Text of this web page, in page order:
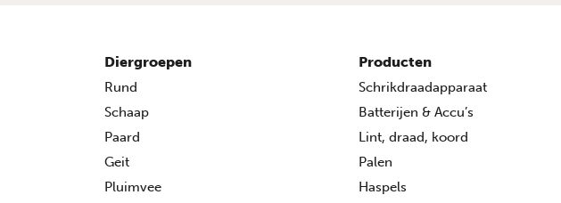
Diergroepen
Rund
Schaap
Paard
Geit
Pluimvee
Producten
Schrikdraadapparaat
Batterijen & Accu’s
Lint, draad, koord
Palen
Haspels